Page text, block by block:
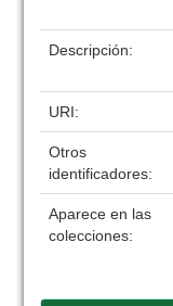
Descripción:
URI:
Otros
identificadores:
Aparece en las
colecciones: